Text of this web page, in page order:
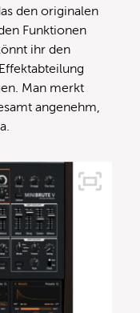
den originalen
Funktionen
ihr den
Man merkt
angenehm,